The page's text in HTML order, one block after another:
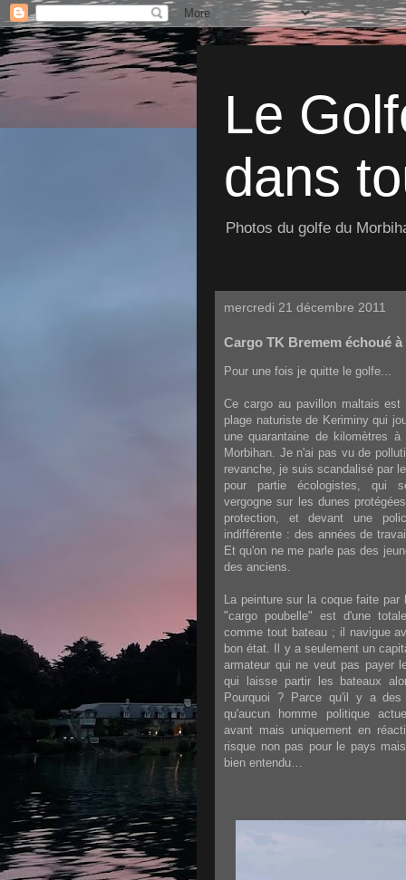
Le
dans
Photos du golfe du
mercredi 21 décembre 2011
Cargo TK Bremem échoué à
Pour une fois je quitte le golfe...
Ce cargo au pavillon maltais est
plage naturiste de Keriminy qui
une quarantaine de kilomètres
Morbihan. Je n'ai pas vu de
revanche, je suis scandalisé par
pour partie écologistes, qui
vergogne sur les dunes
protection, et devant une
indifférente : des années de
Et qu'on ne me parle pas des
des anciens.
La peinture sur la coque faite
"cargo poubelle" est d'une
comme tout bateau ; il navigue
bon état. Il y a seulement un
armateur qui ne veut pas payer
qui laisse partir les bateaux
Pourquoi ? Parce qu'il y a
qu'aucun homme politique
avant mais uniquement en
risque non pas pour le pays
bien entendu…